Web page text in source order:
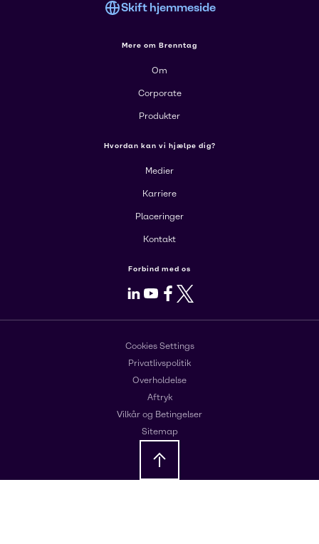
Skift hjemmeside
Mere om Brenntag
Om
Corporate
Produkter
Hvordan kan vi hjælpe dig?
Medier
Karriere
Placeringer
Kontakt
Forbind med os
LinkedIn
Youtube
Facebook
X
Cookies Settings
Privatlivspolitik
Overholdelse
Aftryk
Vilkår og Betingelser
Sitemap